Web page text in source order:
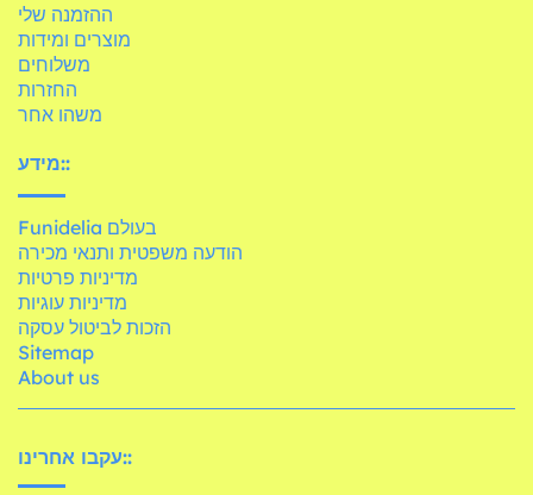
ההזמנה שלי
מוצרים ומידות
משלוחים
החזרות
משהו אחר
מידע::
Funidelia בעולם
הודעה משפטית ותנאי מכירה
מדיניות פרטיות
מדיניות עוגיות
הזכות לביטול עסקה
Sitemap
About us
עקבו אחרינו::